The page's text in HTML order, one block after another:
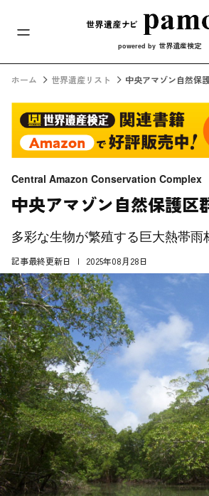
メ
powered by 世界遺産検定
ホーム 世界遺産リスト 中央アマゾン自然保
Central Amazon Conservation Complex
中央アマゾン自然保護区
多彩な生物が繁殖する巨大熱帯雨
記事最終更新日 2025年08月28日